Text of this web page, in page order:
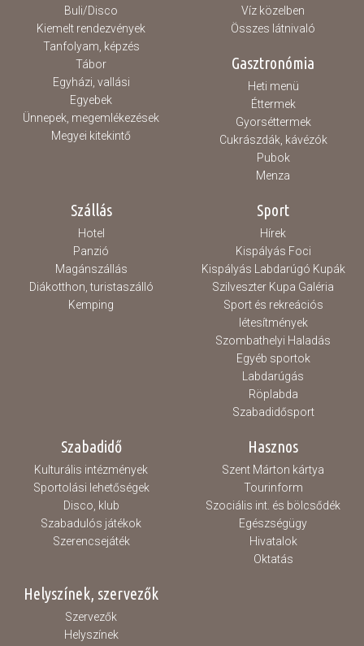
Buli/Disco
Kiemelt rendezvények
Tanfolyam, képzés
Tábor
Egyházi, vallási
Egyebek
Ünnepek, megemlékezések
Megyei kitekintő
Víz közelben
Összes látnivaló
Gasztronómia
Heti menü
Éttermek
Gyorséttermek
Cukrászdák, kávézók
Pubok
Menza
Szállás
Hotel
Panzió
Magánszállás
Diákotthon, turistaszálló
Kemping
Sport
Hírek
Kispályás Foci
Kispályás Labdarúgó Kupák
Szilveszter Kupa Galéria
Sport és rekreációs
létesítmények
Szombathelyi Haladás
Egyéb sportok
Labdarúgás
Röplabda
Szabadidősport
Szabadidő
Kulturális intézmények
Sportolási lehetőségek
Disco, klub
Szabadulós játékok
Szerencsejáték
Hasznos
Szent Márton kártya
Tourinform
Szociális int. és bölcsődék
Egészségügy
Hivatalok
Oktatás
Helyszínek, szervezők
Szervezők
Helyszínek